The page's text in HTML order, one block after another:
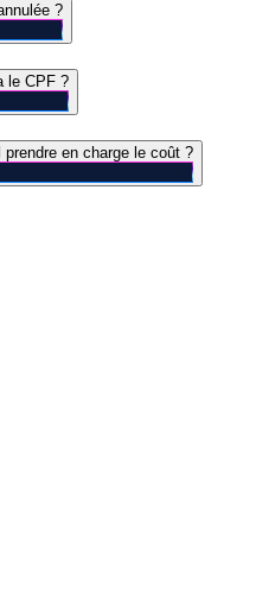
?
le CPF ?
en charge le coût ?